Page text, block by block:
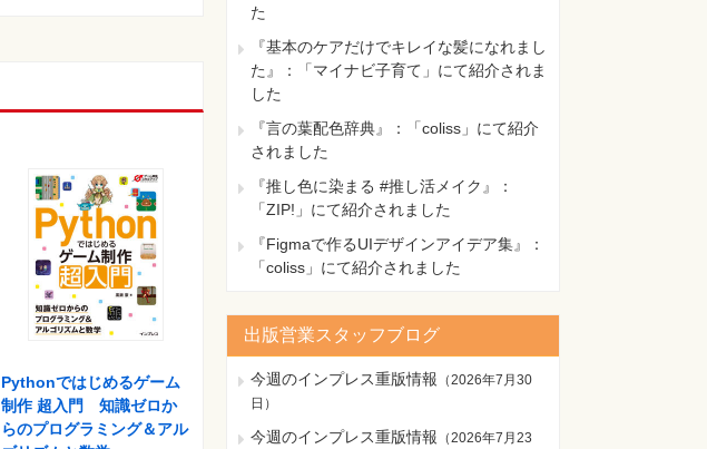
Pythonではじめるゲーム
制作 超入門 知識ゼロか
らのプログラミング＆アル
た
『基本のケアだけでキレイな髪になれまし
た』：「マイナビ子育て」にて紹介されま
した
『言の葉配色辞典』：「coliss」にて紹介
されました
『推し色に染まる #推し活メイク』：
「ZIP!」にて紹介されました
『Figmaで作るUIデザインアイデア集』：
「coliss」にて紹介されました
出版営業スタッフブログ
今週のインプレス重版情報 （2026年7月30
日 ）
今週のインプレス重版情報 （2026年7月23